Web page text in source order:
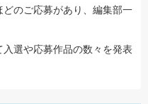
のご応募があり、編集部一
選や応募作品の数々を発表